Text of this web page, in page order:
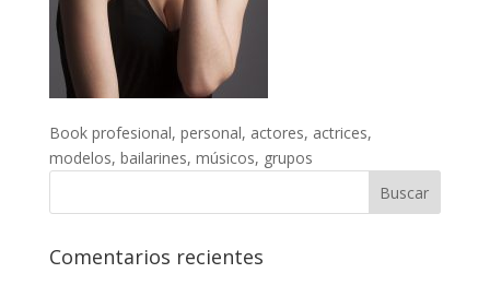
Book profesional, personal, actores, actrices,
modelos, bailarines, músicos, grupos
Comentarios recientes